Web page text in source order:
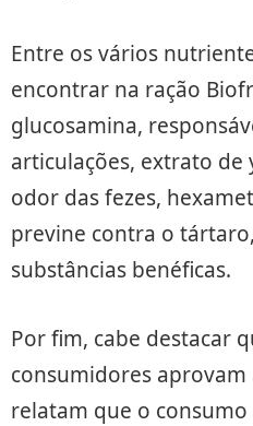
Entre os vários
encontrar na ração
glucosamina,
articulações, extrato de
odor das fezes,
previne contra o
substâncias benéficas.
Por fim, cabe destacar
consumidores aprovam
relatam que o